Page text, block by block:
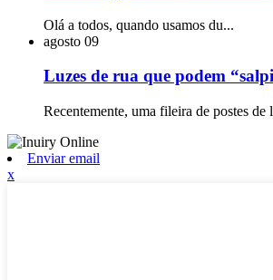
Olá a todos, quando usamos du...
agosto 09
Luzes de rua que podem
Recentemente, uma fileira de postes de
Enviar email
x